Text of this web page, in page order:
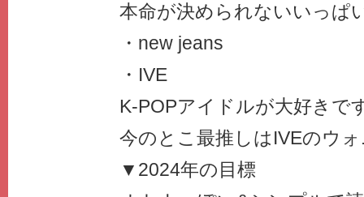
本命が決められないいっぱ
・new jeans
・IVE
K‐POPアイドルが大好きで
今のとこ最推しはIVEのウ
▼2024年の目標